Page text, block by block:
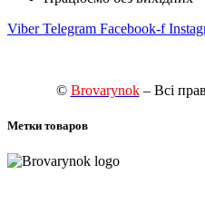
Viber Telegram Facebook-f
© Brovarynok– Всі
Метки товаров